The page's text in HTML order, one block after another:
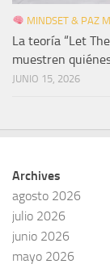
MINDSET & PAZ
La teoría “Let
muestren
JUNIO 15, 2026
Archives
agosto 2026
julio 2026
junio 2026
mayo 2026